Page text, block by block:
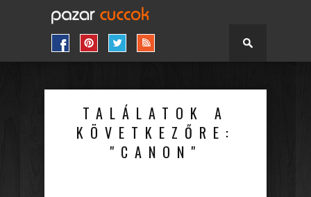
TALÁLATOK A
KÖVETKEZŐRE:
"CANON"